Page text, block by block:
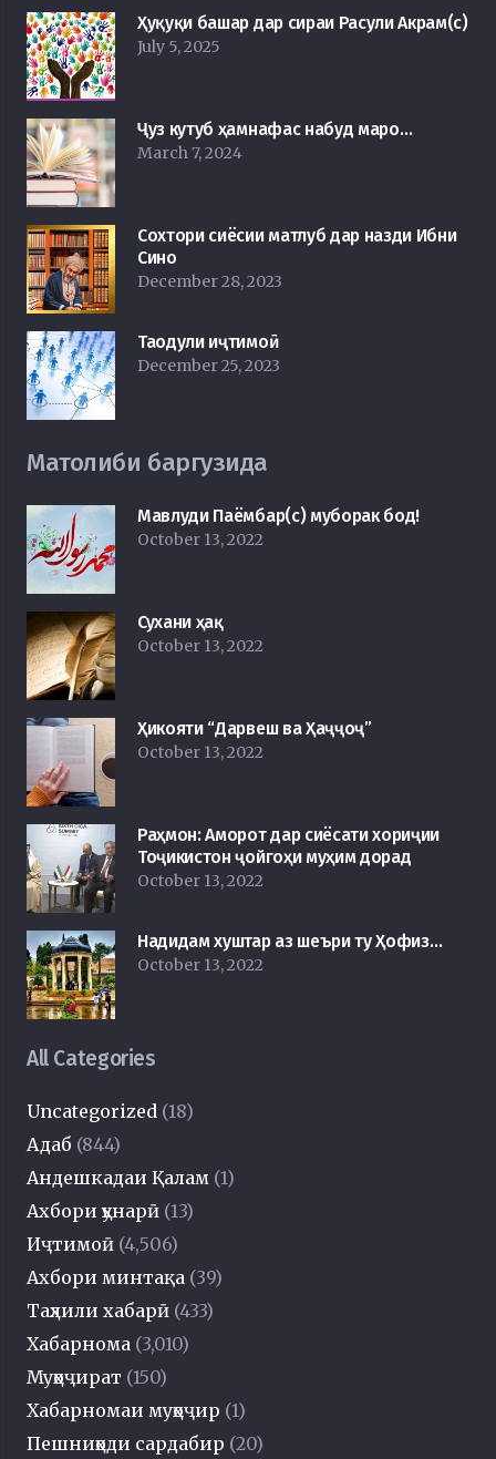
Ҳуқуқи башар дар сираи Расули Акрам(с)
July 5, 2025
Ҷуз кутуб ҳамнафас набуд маро…
March 7, 2024
Сохтори сиёсии матлуб дар назди Ибни
Сино
December 28, 2023
Таодули иҷтимоӣ
December 25, 2023
Матолиби баргузида
Мавлуди Паёмбар(с) муборак бод!
October 13, 2022
Сухани ҳақ
October 13, 2022
Ҳикояти “Дарвеш ва Ҳаҷҷоҷ”
October 13, 2022
Раҳмон: Аморот дар сиёсати хориҷии
Тоҷикистон ҷойгоҳи муҳим дорад
October 13, 2022
Надидам хуштар аз шеъри ту Ҳофиз…
October 13, 2022
All Categories
Uncategorized (18)
Адаб (844)
Андешкадаи Қалам (1)
Ахбори ҳунарӣ (13)
Иҷтимоӣ (4,506)
Ахбори минтақа (39)
Таҳлили хабарӣ (433)
Хабарнома (3,010)
Муҳоҷират (150)
Хабарномаи муҳоҷир (1)
Пешниҳоди сардабир (20)